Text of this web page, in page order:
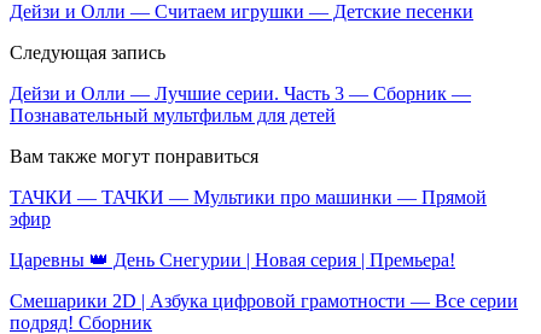
Дейзи и Олли — Считаем игрушки — Детские песенки
Следующая запись
Дейзи и Олли — Лучшие серии. Часть 3 — Сборник —
Познавательный мультфильм для детей
Вам также могут понравиться
ТАЧКИ — ТАЧКИ — Мультики про машинки — Прямой
эфир
Царевны 👑 День Снегурии | Новая серия | Премьера!
Смешарики 2D | Азбука цифровой грамотности — Все серии
подряд! Сборник